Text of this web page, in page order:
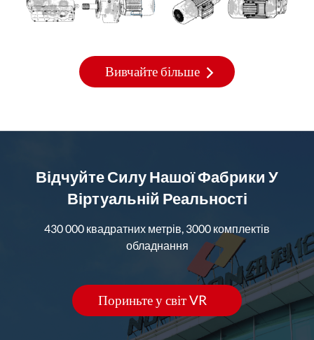
Вивчайте більше
Відчуйте Силу Нашої Фабрики У
Віртуальній Реальності
430 000 квадратних метрів, 3000 комплектів
обладнання
Пориньте у світ VR